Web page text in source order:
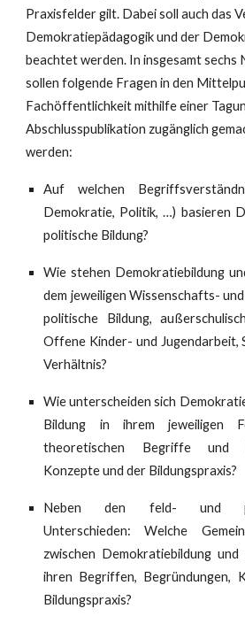
Praxisfelder gilt. Dabei soll auch das
Demokratiepädagogik und der
beachtet werden. In insgesamt
sollen folgende Fragen in den
Fachöffentlichkeit mithilfe einer
Abschlusspublikation zugänglich
werden:
Auf welchen
Demokratie, Politik, …) basieren
politische Bildung?
Wie stehen Demokratiebildung
dem jeweiligen Wissenschafts-
politische Bildung,
Offene Kinder- und Jugendarbeit,
Verhältnis?
Wie unterscheiden sich
Bildung in ihrem jeweiligen
theoretischen Begriffe und
Konzepte und der Bildungspraxis?
Neben den feld- und
Unterschieden: Welche
zwischen Demokratiebildung
ihren Begriffen, Begründungen,
Bildungspraxis?